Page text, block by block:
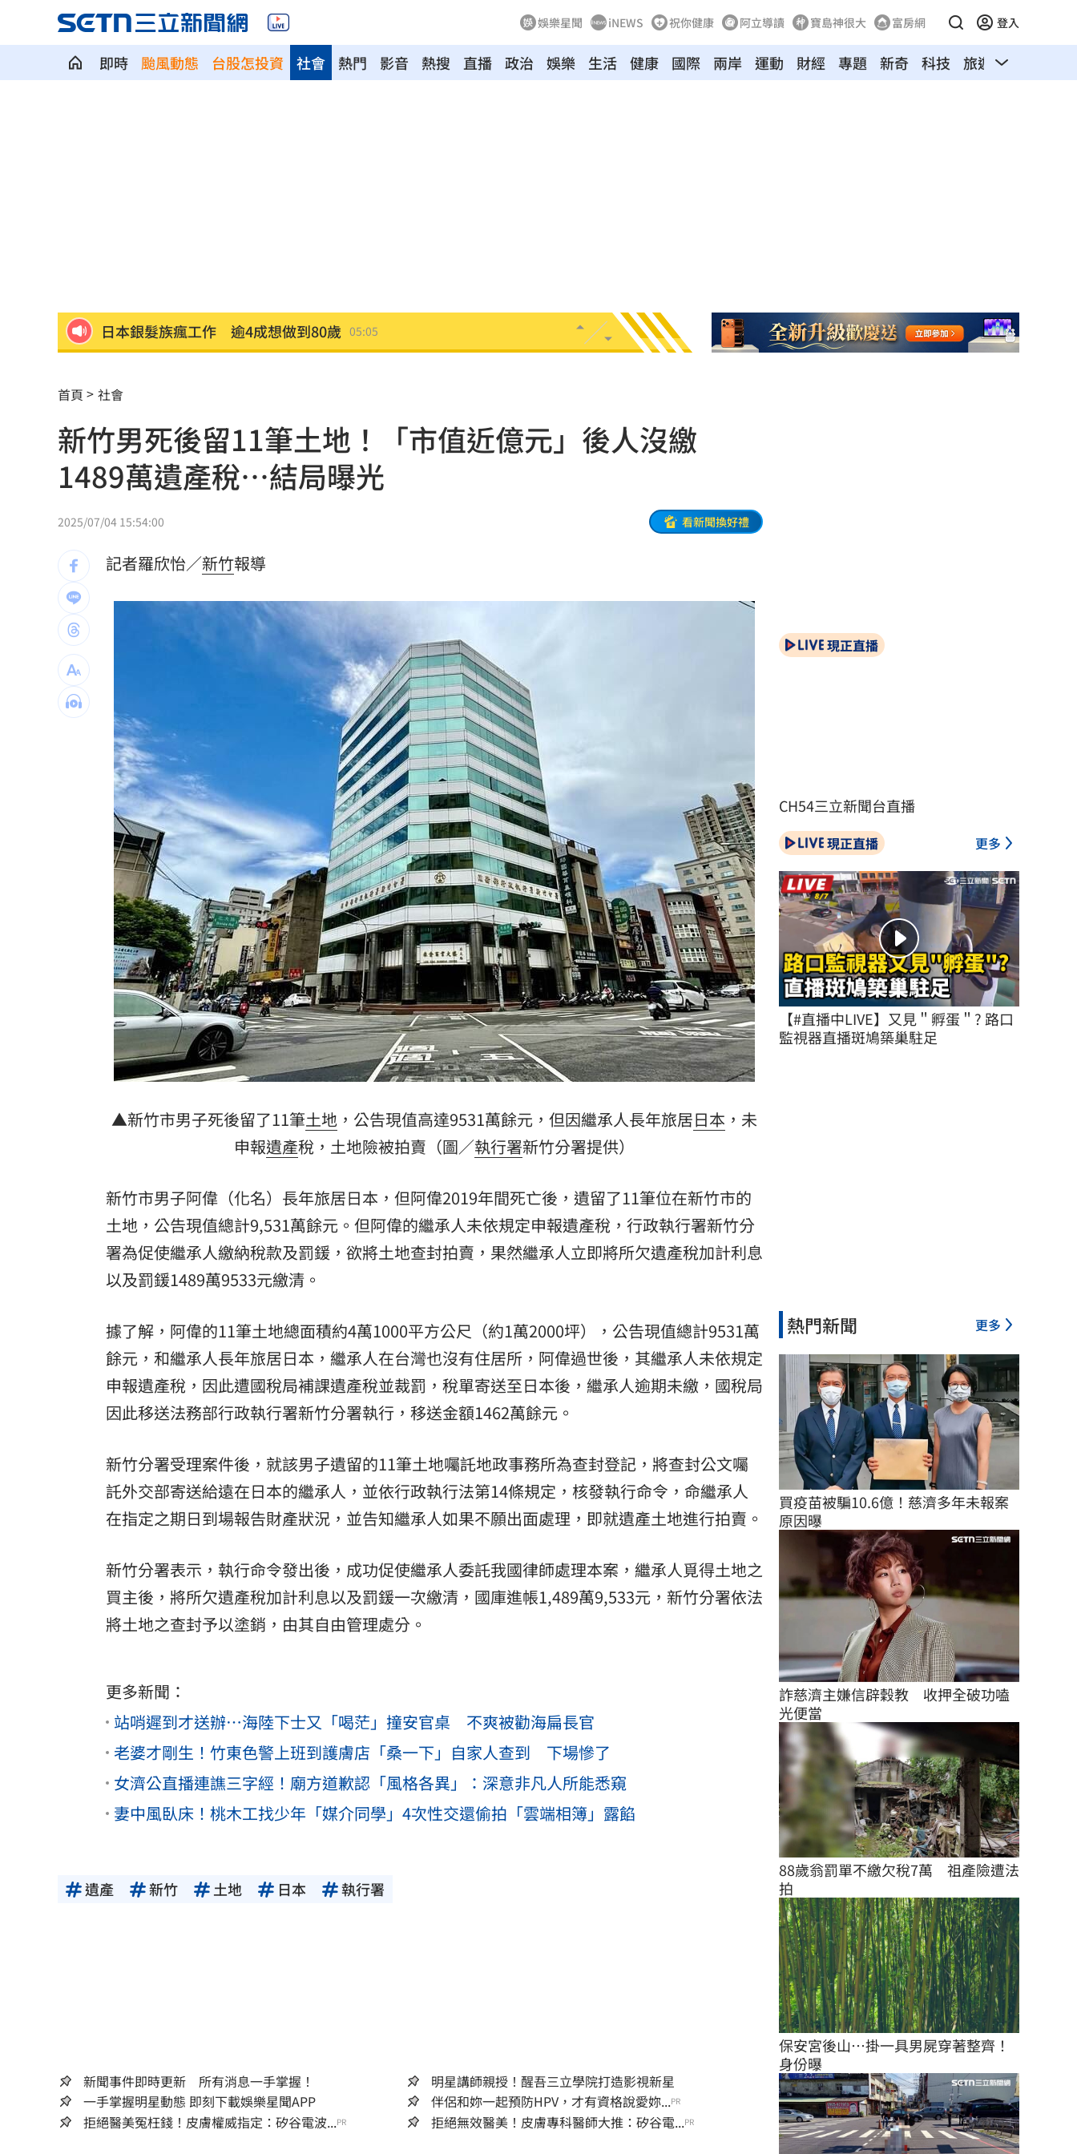
娛樂星聞 iNEWS 祝你健康 阿立導讀 寶島神很大 富房網 登入
即時 颱風動態 台股怎投資 熱門 影音 熱搜 直播 政治
社會 娛樂 生活 健康 國際 兩岸 運動 財經 專題 新奇 科技 旅遊 汽車
日本銀髮族瘋工作 逾4成想做到80歲 05:05
疫苗真相！蔣萬安嗆一句 謝金河痛心發聲
股災這8檔規模逆勢創高 它最猛成長逾10% 04:20
爆掛表妹當小三！表姊擅貼IG下場慘了 04:17
半導體與綠能雙箭頭！ 「它」霸氣狂賺
華許9月升息？ING：匯市在他與戰爭間拉鋸
「這餐飲集團」擺脫陰霾！上半年營收創高
賓士S500擋浩劫！車主這話暖哭全網 01:53
台股暴跌誰最能扛 高含金這幾檔繳正報酬 01:45
Q2獲利年增221% 愛普*EPS衝4.18元！ 01:20
宏福苑大火調查出爐！菸頭引燃施工雜物 01:17
定投10年翻逾5倍 這檔吸引存股族卡位！ 01:03
新／四指齊揚！台指期飆破500點 00:48
台灣彩券開獎直播中 20:31
LIVE三立+24小時直播 15:27
三立iNEWS新聞台線上直播 18:00
商場戰國來臨 台中「頂奢大道」逐漸成形 12:00
台彩父親節推新刮刮樂千萬頭獎超「爸」氣 12:00
「拍片人的多重宇宙」職涯論壇9/12登場！ 10:30
理想混蛋號召粉絲跨海追星吃美食！ 18:15
首頁 社會
新竹男死後留11筆土地！「市值近億元」後人沒繳
1489萬遺產稅…結局曝光
2025/07/04 15:54:00 看新聞換好禮
記者羅欣怡／新竹報導
▲新竹市男子死後留了11筆土地 ，公告現值高達9531萬餘元，但因繼承人長年旅居日本 ，未
申報遺產稅，土地險被拍賣（圖／執行署新竹分署提供）
新竹市男子阿偉（化名）長年旅居日本，但阿偉2019年間死亡後，遺留了11筆位在新竹市的
土地，公告現值總計9,531萬餘元。但阿偉的繼承人未依規定申報遺產稅，行政執行署新竹分
署為促使繼承人繳納稅款及罰鍰，欲將土地查封拍賣，果然繼承人立即將所欠遺產稅加計利息
以及罰鍰1489萬9533元繳清。
據了解，阿偉的11筆土地總面積約4萬1000平方公尺（約1萬2000坪），公告現值總計9531萬
餘元，和繼承人長年旅居日本，繼承人在台灣也沒有住居所，阿偉過世後，其繼承人未依規定
申報遺產稅，因此遭國稅局補課遺產稅並裁罰，稅單寄送至日本後，繼承人逾期未繳，國稅局
因此移送法務部行政執行署新竹分署執行，移送金額1462萬餘元。
新竹分署受理案件後，就該男子遺留的11筆土地囑託地政事務所為查封登記，將查封公文囑
託外交部寄送給遠在日本的繼承人，並依行政執行法第14條規定，核發執行命令，命繼承人
在指定之期日到場報告財產狀況，並告知繼承人如果不願出面處理，即就遺產土地進行拍賣。
新竹分署表示，執行命令發出後，成功促使繼承人委託我國律師處理本案，繼承人覓得土地之
買主後，將所欠遺產稅加計利息以及罰鍰一次繳清，國庫進帳1,489萬9,533元，新竹分署依法
將土地之查封予以塗銷，由其自由管理處分。
更多新聞：
站哨遲到才送辦…海陸下士又「喝茫」撞安官桌 不爽被勸海扁長官
老婆才剛生！竹東色警上班到護膚店「桑一下」自家人查到 下場慘了
女濟公直播連譙三字經！廟方道歉認「風格各異」：深意非凡人所能悉窺
妻中風臥床！桃木工找少年「媒介同學」4次性交還偷拍「雲端相簿」露餡
遺產 新竹 土地 日本 執行署
新聞事件即時更新 所有消息一手掌握！
明星講師親授！醒吾三立學院打造影視新星
一手掌握明星動態 即刻下載娛樂星聞APP
伴侶和妳一起預防HPV，才有資格說愛妳...PR
拒絕醫美冤枉錢！皮膚權威指定：矽谷電波...PR 拒絕無效醫美！皮膚專科醫師大推：矽谷電...PR
現正直播
CH54三立新聞台直播
現正直播 更多
【#直播中LIVE】又見＂孵蛋＂? 路口
監視器直播斑鳩築巢駐足
熱門新聞 更多
買疫苗被騙10.6億！慈濟多年未報案
原因曝
詐慈濟主嫌信辟穀教　收押全破功嗑
光便當
88歲翁罰單不繳欠稅7萬　祖產險遭法
拍
保安宮後山…掛一具男屍穿著整齊！
身份曝